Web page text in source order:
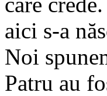
aici s-a
Noi
Patru au